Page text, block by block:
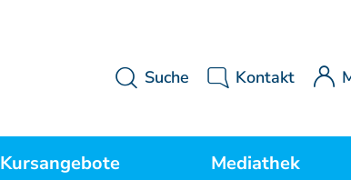
Suche Kontakt
Kursangebote Mediathek